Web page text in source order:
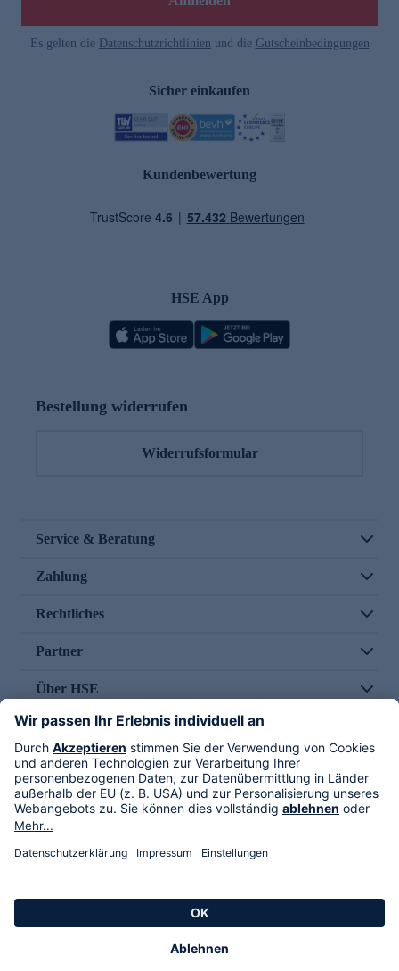
Es gelten die Datenschutzrichtlinien und die Gutscheinbedingungen
Sicher einkaufen
Kundenbewertung
HSE App
Bestellung widerrufen
Widerrufsformular
Service & Beratung
Zahlung
Rechtliches
Partner
Über HSE
Im TV
HSE International